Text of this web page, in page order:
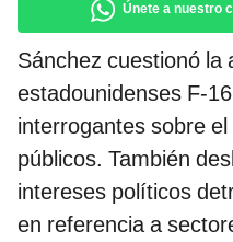
Únete a nuestro
Sánchez cuestionó la
estadounidenses F-
interrogantes sobre
públicos. También
intereses políticos
en referencia a